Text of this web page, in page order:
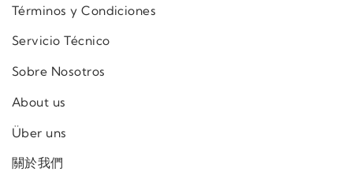
Términos y Condiciones
Servicio Técnico
Sobre Nosotros
About us
Über uns
關於我們